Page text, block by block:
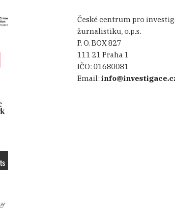
České centrum pro
žurnalistiku, o.p.s.
P. O. BOX 827
111 21 Praha 1
IČO: 01680081
Email: